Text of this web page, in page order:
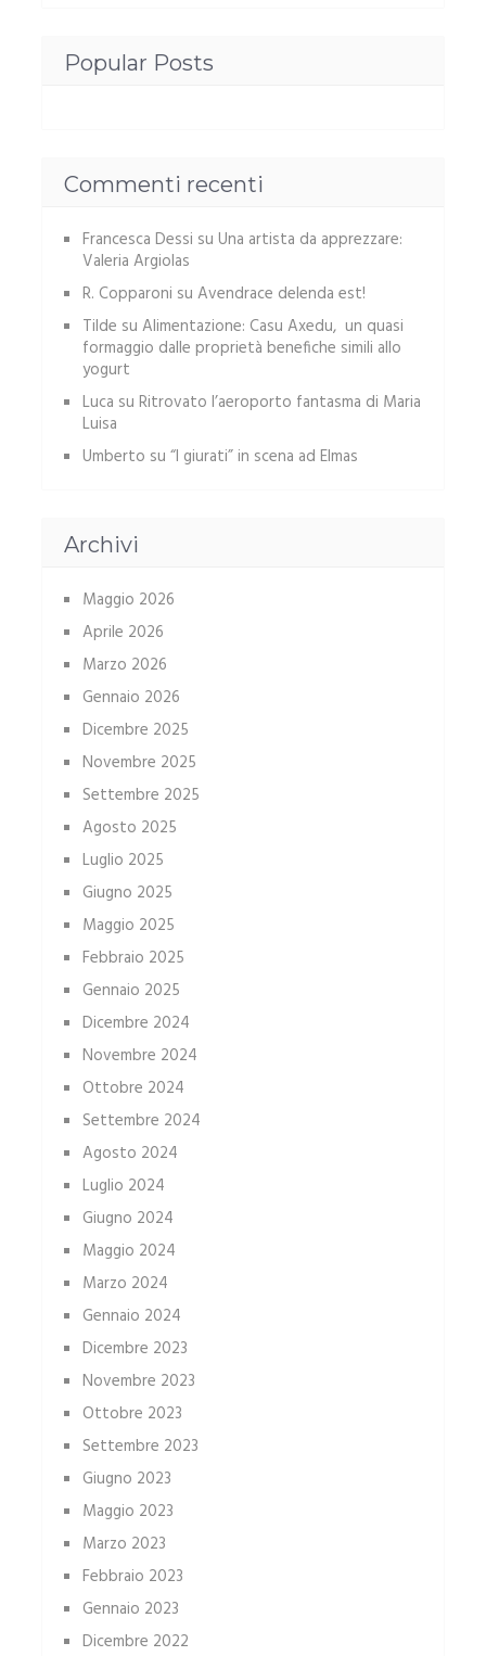
Popular Posts
Commenti recenti
Francesca Dessi su Una artista da apprezzare:
Valeria Argiolas
R. Copparoni su Avendrace delenda est!
Tilde su Alimentazione: Casu Axedu, un quasi
formaggio dalle proprietà benefiche simili allo
yogurt
Luca su Ritrovato l’aeroporto fantasma di Maria
Luisa
Umberto su “I giurati” in scena ad Elmas
Archivi
Maggio 2026
Aprile 2026
Marzo 2026
Gennaio 2026
Dicembre 2025
Novembre 2025
Settembre 2025
Agosto 2025
Luglio 2025
Giugno 2025
Maggio 2025
Febbraio 2025
Gennaio 2025
Dicembre 2024
Novembre 2024
Ottobre 2024
Settembre 2024
Agosto 2024
Luglio 2024
Giugno 2024
Maggio 2024
Marzo 2024
Gennaio 2024
Dicembre 2023
Novembre 2023
Ottobre 2023
Settembre 2023
Giugno 2023
Maggio 2023
Marzo 2023
Febbraio 2023
Gennaio 2023
Dicembre 2022